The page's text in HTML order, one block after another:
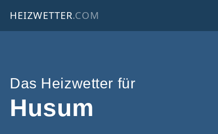
HEIZWETTER.COM
Das Heizwetter für
Husum